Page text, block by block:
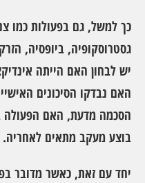
כך למשל, גם בפעולות כמו
גסטרוסקופיה, ביופסיה,
יש לבחון האם הייתה
האם נבדקו הסיכונים
הסכמה מדעת, האם הפעולה
בוצע מעקב מתאים לאחריה.
יחד עם זאת, כאשר מדובר